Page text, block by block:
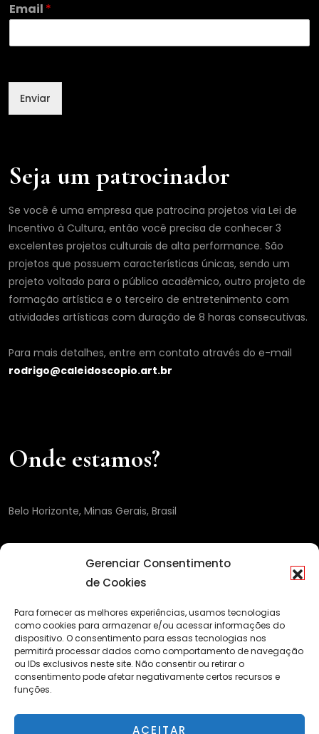
Gerenciar Consentimento
de Cookies
Para fornecer as melhores experiências, usamos tecnologias
como cookies para armazenar e/ou acessar informações do
dispositivo. O consentimento para essas tecnologias nos
permitirá processar dados como comportamento de navegação
ou IDs exclusivos neste site. Não consentir ou retirar o
consentimento pode afetar negativamente certos recursos e
funções.
ACEITAR
E
a
Email *
Enviar
Seja um patrocinador
Se você é uma empresa que patrocina projetos via Lei de
Incentivo à Cultura, então você precisa de conhecer 3
excelentes projetos culturais de alta performance. São
projetos que possuem características únicas, sendo um
projeto voltado para o público acadêmico, outro projeto de
formação artística e o terceiro de entretenimento com
atividades artísticas com duração de 8 horas consecutivas.
Para mais detalhes, entre em contato através do e-mail
rodrigo@caleidoscopio.art.br
Onde estamos?
Belo Horizonte, Minas Gerais, Brasil